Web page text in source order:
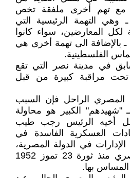
عام 2012، مع تهم أخرى ملفقة تخص
التهمة الرئيسية التي
المعارضين، سواء كانوا
ـ بالإضافة الى تهمة أخرى هي
الفلسطينية.
في مدينة نصر التي تقع
مراقبة كبيرة من قبل
المصري الراحل فإن السبب
"شهيدهم" الكبير هو محاولة
أخيه الرئيس رجب طيب
العسكرية الفاسدة في
في الدولة المصرية،
حيث يشكل الجيش المصري منذ ثورة 23 تموز 1952
المساس بها.